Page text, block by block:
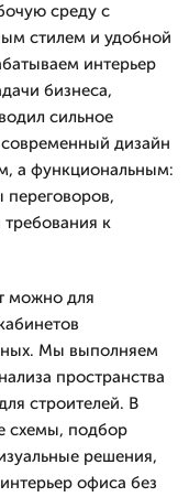
среду с
стилем и удобной
интерьер
бизнеса,
сильное
современный дизайн
а функциональным:
переговоров,
требования к
можно для
Мы выполняем
пространства
строителей. В
схемы, подбор
решения,
офиса без